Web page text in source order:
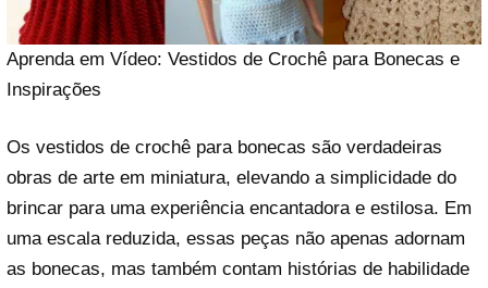
Aprenda em Vídeo: Vestidos de Crochê para Bonecas e
Inspirações
Os vestidos de crochê para bonecas são verdadeiras
obras de arte em miniatura, elevando a simplicidade do
brincar para uma experiência encantadora e estilosa. Em
uma escala reduzida, essas peças não apenas adornam
as bonecas, mas também contam histórias de habilidade